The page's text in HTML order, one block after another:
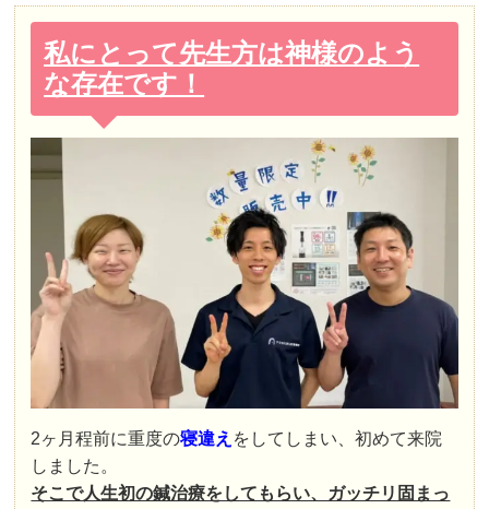
私にとって先生方は神様のよう
な存在です！
2ヶ月程前に重度の寝違え をしてしまい、初めて来院
しました。
そこで人生初の鍼治療をしてもらい、ガッチリ固まっ